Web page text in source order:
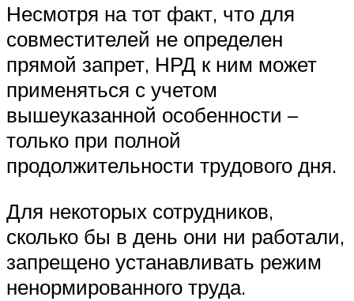
Несмотря на тот факт, что для
совместителей не определен
прямой запрет, НРД к ним может
применяться с учетом
вышеуказанной особенности –
только при полной
продолжительности трудового дня.
Для некоторых сотрудников,
сколько бы в день они ни работали,
запрещено устанавливать режим
ненормированного труда.